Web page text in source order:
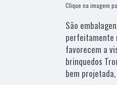
Clique na imagem
São
perfeitamente
favorecem a
brinquedos
bem